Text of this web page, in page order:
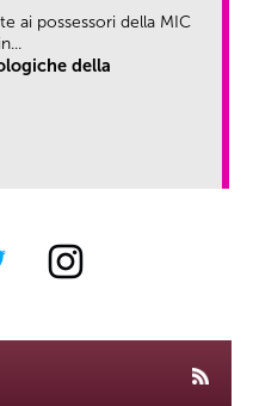
ai possessori della MIC
della